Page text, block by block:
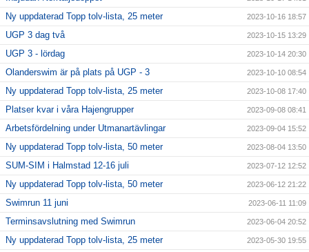
Ny uppdaterad Topp tolv-lista, 25 meter 2023-10-16 18:57
UGP 3 dag två 2023-10-15 13:29
UGP 3 - lördag 2023-10-14 20:30
Olanderswim är på plats på UGP - 3 2023-10-10 08:54
Ny uppdaterad Topp tolv-lista, 25 meter 2023-10-08 17:40
Platser kvar i våra Hajengrupper 2023-09-08 08:41
Arbetsfördelning under Utmanartävlingar 2023-09-04 15:52
Ny uppdaterad Topp tolv-lista, 50 meter 2023-08-04 13:50
SUM-SIM i Halmstad 12-16 juli 2023-07-12 12:52
Ny uppdaterad Topp tolv-lista, 50 meter 2023-06-12 21:22
Swimrun 11 juni 2023-06-11 11:09
Terminsavslutning med Swimrun 2023-06-04 20:52
Ny uppdaterad Topp tolv-lista, 25 meter 2023-05-30 19:55